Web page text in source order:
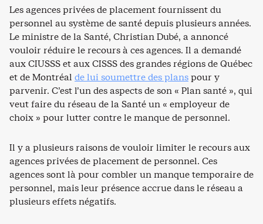
Les agences privées de placement fournissent du
personnel au système de santé depuis plusieurs années.
Le ministre de la Santé, Christian Dubé, a annoncé
vouloir réduire le recours à ces agences. Il a demandé
aux CIUSSS et aux CISSS des grandes régions de Québec
et de Montréal de lui soumettre des planspour y
parvenir. C’est l’un des aspects de son « Plan santé », qui
veut faire du réseau de la Santé un « employeur de
choix » pour lutter contre le manque de personnel.
Il y a plusieurs raisons de vouloir limiter le recours aux
agences privées de placement de personnel. Ces
agences sont là pour combler un manque temporaire de
personnel, mais leur présence accrue dans le réseau a
plusieurs effets négatifs.